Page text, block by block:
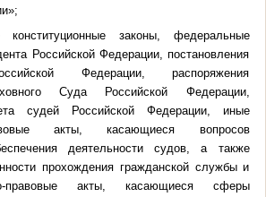
конституционные законы, федеральные
Российской Федерации, постановления
Федерации, распоряжения
Суда Российской Федерации,
судей Российской Федерации, иные
акты, касающиеся вопросов
деятельности судов, а также
прохождения гражданской службы и
правовые акты, касающиеся сферы